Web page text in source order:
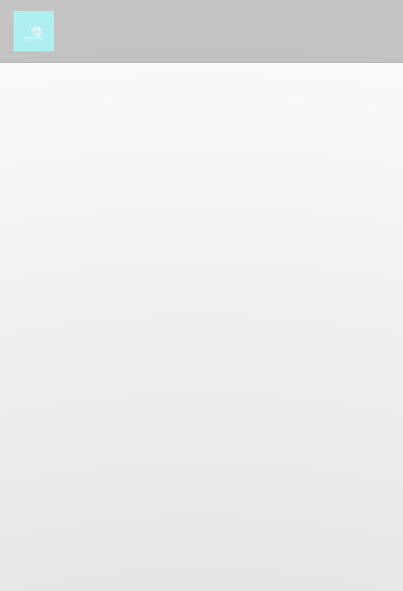
Personalizing your cookie choices